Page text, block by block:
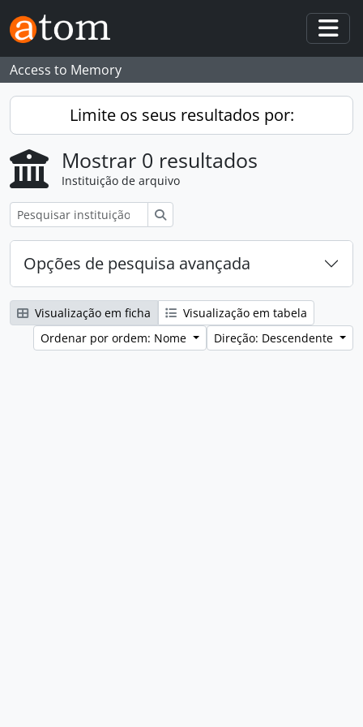
Skip to main content
Access to Memory
Limite os seus resultados por:
Mostrar 0 resultados
Instituição de arquivo
Opções de pesquisa avançada
Visualização em ficha
Visualização em tabela
Ordenar por ordem: Nome
Direção: Descendente